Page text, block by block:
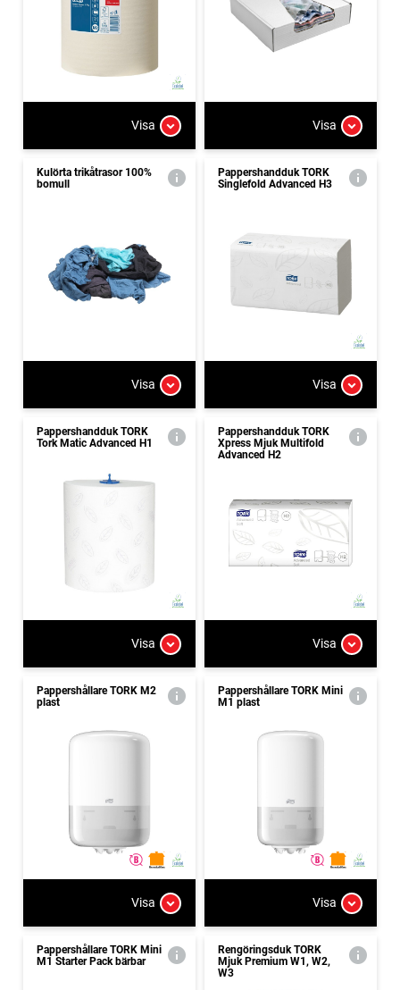
Visa Visa
Kulörta trikåtrasor 100%
bomull
Visa
Pappershandduk TORK
Singlefold Advanced H3
Visa
Pappershandduk TORK
Tork Matic Advanced H1
Visa
Pappershandduk TORK
Xpress Mjuk Multifold
Advanced H2
Visa
Pappershållare TORK M2
plast
Visa
Pappershållare TORK Mini
M1 plast
Visa
Pappershållare TORK Mini
M1 Starter Pack bärbar
Rengöringsduk TORK
Mjuk Premium W1, W2,
W3